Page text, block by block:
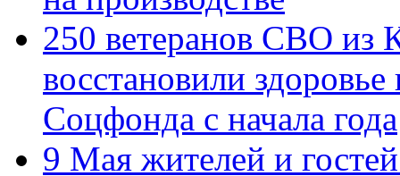
250 ветеранов СВО из
восстановили
Соцфонда с начала года
9 Мая жителей и